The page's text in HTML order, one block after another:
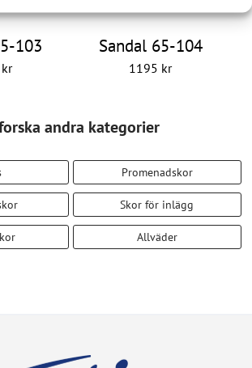
Sandal 65-104
1195 kr
103
kr
andra kategorier
Promenadskor
Skor för inlägg
Allväder